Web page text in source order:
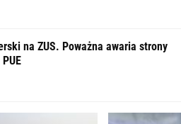
na ZUS. Poważna awaria strony